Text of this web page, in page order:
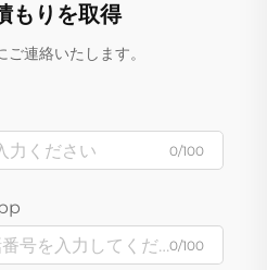
もりを取得
連絡いたします。
0/100
0/100